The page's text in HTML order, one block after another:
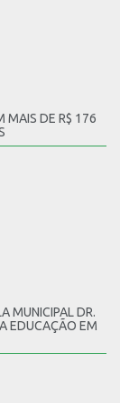
MAIS DE R$ 176
MUNICIPAL DR.
EDUCAÇÃO EM